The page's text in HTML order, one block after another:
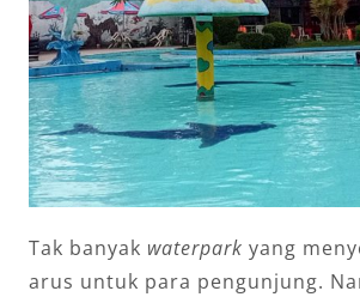
Tak banyak waterpark yang
arus untuk para pengunjung.